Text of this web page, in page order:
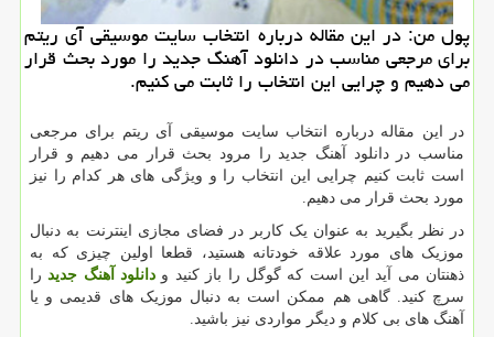
پول من: در این مقاله درباره انتخاب سایت موسیقی آی ریتم
برای مرجعی مناسب در دانلود آهنگ جدید را مورد بحث قرار
می دهیم و چرایی این انتخاب را ثابت می كنیم.
در این مقاله درباره انتخاب سایت موسیقی آی ریتم برای مرجعی
مناسب در دانلود آهنگ جدید را مرود بحث قرار می دهیم و قرار
است ثابت کنیم چرایی این انتخاب را و ویژگی های هر کدام را نیز
مورد بحث قرار می دهیم.
در نظر بگیرید به عنوان یک کاربر در فضای مجازی اینترنت به دنبال
موزیک های مورد علاقه خودتانه هستید، قطعا اولین چیزی که به
ذهنتان می آید این است که گوگل را باز کنید و دانلود آهنگ جدید را
سرچ کنید. گاهی هم ممکن است به دنبال موزیک های قدیمی و یا
آهنگ های بی کلام و دیگر مواردی نیز باشید.